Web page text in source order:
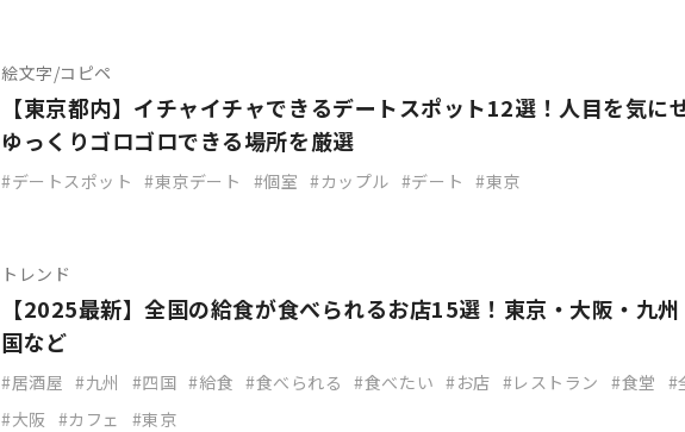
絵文字/コピペ
【東京都内】イチャイチャできるデートスポット12選！人目を気に
ゆっくりゴロゴロできる場所を厳選
デートスポット 東京デート 個室 カップル デート 東京
トレンド
【2025最新】全国の給食が食べられるお店15選！東京・大阪・九州
国など
居酒屋 九州 四国 給食 食べられる 食べたい お店 レストラン 食堂
大阪
カフェ 東京